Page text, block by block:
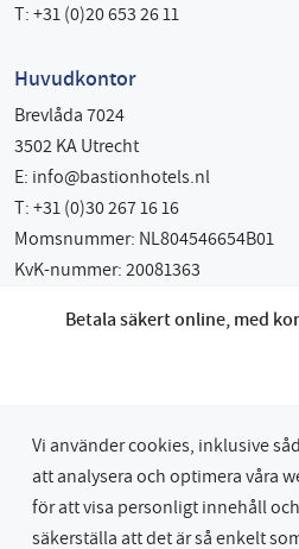
T: +31 (0)20 653 26 11
Huvudkontor
Brevlåda 7024
3502 KA Utrecht
E: info@bastionhotels.nl
T: +31 (0)30 267 16 16
Momsnummer: NL804546654B01
KvK-nummer: 20081363
Betala säkert online, med
Vi använder cookies, inklusive
att analysera och optimera våra
för att visa personligt innehåll
säkerställa att det är så enkelt